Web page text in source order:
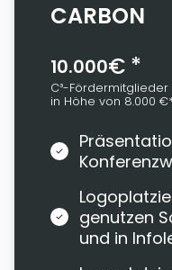
CARBON
€ *
10.000
C³-
in Höhe von 8.000
genutzen
und in